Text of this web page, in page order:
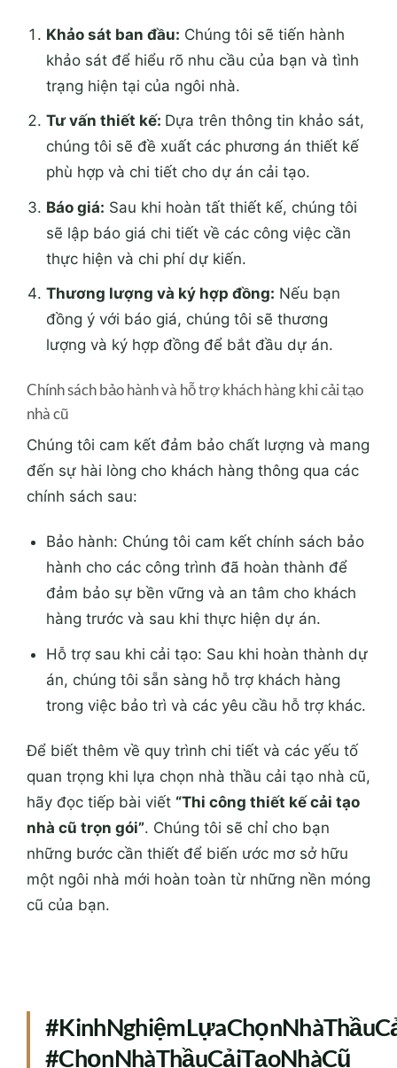
Khảo sát ban đầu: Chúng tôi sẽ tiến hành
khảo sát để hiểu rõ nhu cầu của bạn và tình
trạng hiện tại của ngôi nhà.
Tư vấn thiết kế: Dựa trên thông tin khảo sát,
chúng tôi sẽ đề xuất các phương án thiết kế
phù hợp và chi tiết cho dự án cải tạo.
Báo giá: Sau khi hoàn tất thiết kế, chúng tôi
sẽ lập báo giá chi tiết về các công việc cần
thực hiện và chi phí dự kiến.
Thương lượng và ký hợp đồng: Nếu bạn
đồng ý với báo giá, chúng tôi sẽ thương
lượng và ký hợp đồng để bắt đầu dự án.
Chính sách bảo hành và hỗ trợ khách hàng khi cải tạo
nhà cũ
Chúng tôi cam kết đảm bảo chất lượng và mang
đến sự hài lòng cho khách hàng thông qua các
chính sách sau:
Bảo hành: Chúng tôi cam kết chính sách bảo
hành cho các công trình đã hoàn thành để
đảm bảo sự bền vững và an tâm cho khách
hàng trước và sau khi thực hiện dự án.
Hỗ trợ sau khi cải tạo: Sau khi hoàn thành dự
án, chúng tôi sẵn sàng hỗ trợ khách hàng
trong việc bảo trì và các yêu cầu hỗ trợ khác.
Để biết thêm về quy trình chi tiết và các yếu tố
quan trọng khi lựa chọn nhà thầu cải tạo nhà cũ,
hãy đọc tiếp bài viết “Thi công thiết kế cải tạo
nhà cũ trọn gói”. Chúng tôi sẽ chỉ cho bạn
những bước cần thiết để biến ước mơ sở hữu
một ngôi nhà mới hoàn toàn từ những nền móng
cũ của bạn.
#ChọnNhàThầuCảiTạoNhàCũ